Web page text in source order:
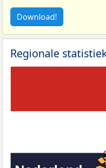
Download!
Regionale